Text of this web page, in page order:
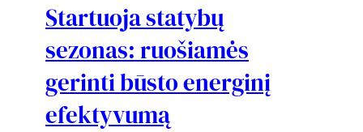
Startuoja statybų
sezonas: ruošiamės
gerinti būsto energinį
efektyvumą